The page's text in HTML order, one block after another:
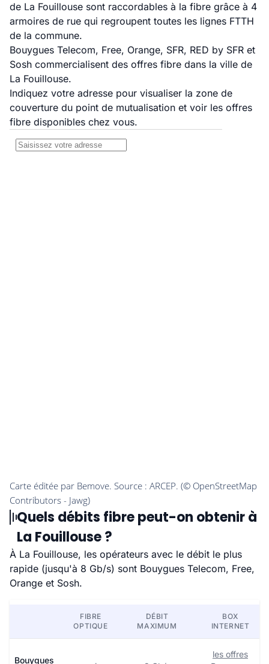
de La Fouillouse sont raccordables à la fibre grâce à 4
armoires de rue qui regroupent toutes les lignes FTTH
de la commune.
Bouygues Telecom, Free, Orange, SFR, RED by SFR et
Sosh commercialisent des offres fibre dans la ville de
La Fouillouse.
Indiquez votre adresse pour visualiser la zone de
couverture du point de mutualisation et voir les offres
fibre disponibles chez vous.
Quels débits fibre peut-on obtenir à
La Fouillouse ?
À La Fouillouse, les opérateurs avec le débit le plus
rapide (jusqu'à 8 Gb/s) sont Bouygues Telecom, Free,
Orange et Sosh.
FIBRE
OPTIQUE
DÉBIT
MAXIMUM
BOX
INTERNET
Bouygues
les offres